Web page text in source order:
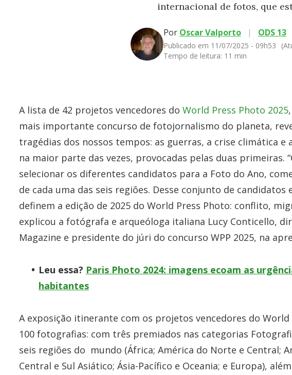
internacional de fotos, que
Por Oscar Valporto | ODS 13
Publicado em 11/07/2025 - 09h53
Tempo de leitura: 11 min
A lista de 42 projetos vencedores do World Press Photo 2025
mais importante concurso de fotojornalismo do planeta,
tragédias dos nossos tempos: as guerras, a crise climática e
na maior parte das vezes, provocadas pelas duas primeiras.
selecionar os diferentes candidatos para a Foto do Ano,
de cada uma das seis regiões. Desse conjunto de
definem a edição de 2025 do World Press Photo: conflito,
explicou a fotógrafa e arqueóloga italiana Lucy Conticello,
Magazine e presidente do júri do concurso WPP 2025, na
Leu essa? Paris Photo 2024: imagens ecoam as
habitantes
A exposição itinerante com os projetos vencedores do World
100 fotografias: com três premiados nas categorias
seis regiões do mundo (África; América do Norte e Central;
Central e Sul Asiático; Ásia-Pacífico e Oceania; e Europa),